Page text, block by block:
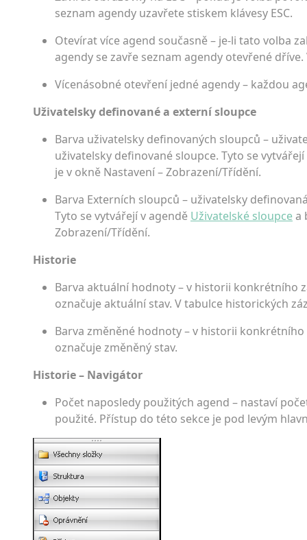
seznam agendy uzavřete stiskem klávesy ESC.
Otevírat více agend současně – je-li tato volba
agendy se zavře seznam agendy otevřené
Vícenásobné otevření jedné agendy – každou
Uživatelsky definované a externí sloupce
Barva uživatelsky definovaných sloupců –
uživatelsky definované sloupce. Tyto se
je v okně Nastavení – Zobrazení/Třídění.
Barva Externích sloupců – uživatelsky
Tyto se vytvářejí v agendě Uživatelské sloupcea
Zobrazení/Třídění.
Historie
Barva aktuální hodnoty – v historii konkrétního
označuje aktuální stav. V tabulce historických
Barva změněné hodnoty – v historii
označuje změněný stav.
Historie – Navigátor
Počet naposledy použitých agend – nastaví
použité. Přístup do této sekce je pod levým